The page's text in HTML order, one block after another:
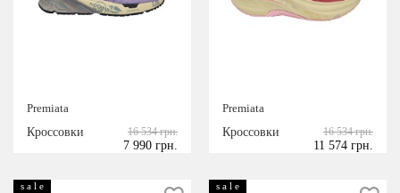
Premiata
Кроссовки
16 534 грн.
7 990 грн.
Premiata
Кроссовки
16 534 грн.
11 574 грн.
s a l e s a l e